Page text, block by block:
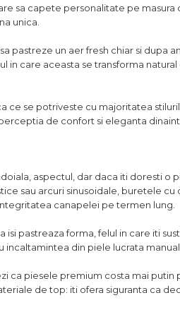
sa capete personalitate pe
unica.
un aer fresh chiar si dupa
care aceasta se transforma
ce se potriveste cu majoritatea
de confort si eleganta
aspectul, dar daca iti doresti o
sau arcuri sinusoidale, buretele
canapelei pe termen lung.
pastreaza forma, felul in care iti
din piele lucrata manual.
ca piesele premium costa mai
de top: iti ofera siguranta ca